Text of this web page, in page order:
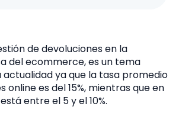
de devoluciones en la
del ecommerce, es un tema
ya que la tasa promedio
online es del 15%, mientras que en
entre el 5 y el 10%.